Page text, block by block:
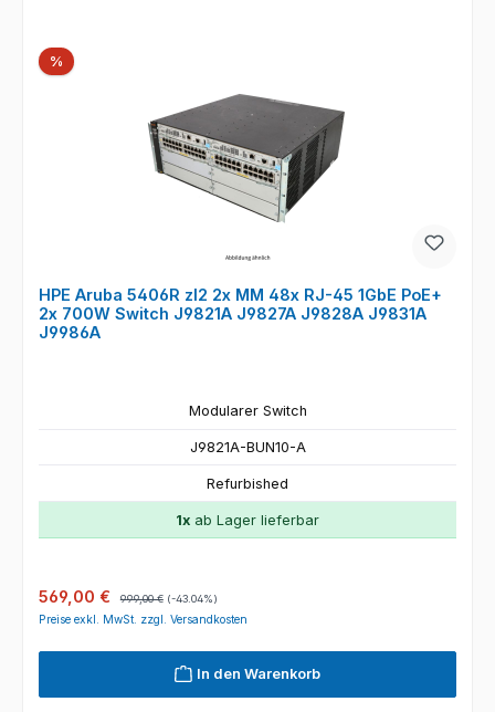
%Rabatt
HPE Aruba 5406R zl2 2x MM 48x RJ-45 1GbE PoE+
2x 700W Switch J9821A J9827A J9828A J9831A
J9986A
Modularer Switch
J9821A-BUN10-A
Refurbished
1x ab Lager lieferbar
Verkaufspreis:
569,00 € 999,00 € (-43.04%)
Preise exkl. MwSt. zzgl. Versandkosten
In den Warenkorb